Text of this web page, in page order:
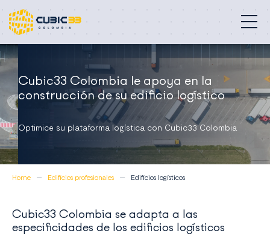
Cubic33 Colombia le apoya en la
construcción de su edificio logístico
Optimice su plataforma logística con Cubic33 Colombia
Home Edificios profesionales Edificios logísticos
Cubic33 Colombia se adapta a las
especificidades de los edificios logísticos
Edificios profesionales
Nuestra misión
Compromisos
Proyectos
Contacto